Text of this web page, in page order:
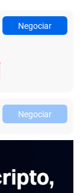
Negociar
Negociar